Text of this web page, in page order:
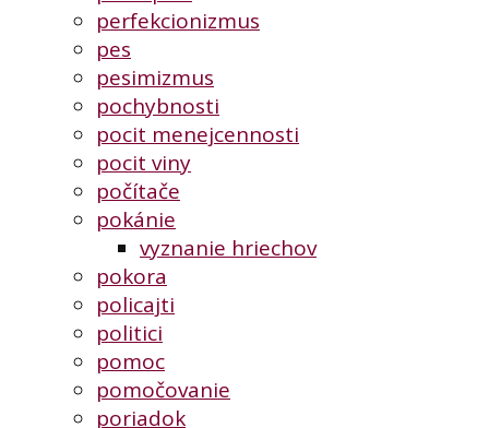
perfekcionizmus
pes
pesimizmus
pochybnosti
pocit menejcennosti
pocit viny
počítače
pokánie
vyznanie hriechov
pokora
policajti
politici
pomoc
pomočovanie
poriadok